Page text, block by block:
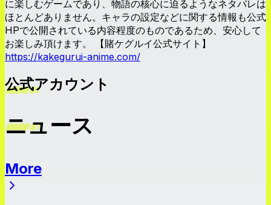
に楽しむゲームであり、物語の核心に迫るようなネタバレは
ほとんどありません。キャラの設定などに関する情報も公式
HPで公開されている内容程度のものであるため、安心して
お楽しみ頂けます。 【賭ケグルイ公式サイト】
https://kakegurui-anime.com/
公式アカウント
ニュース
More